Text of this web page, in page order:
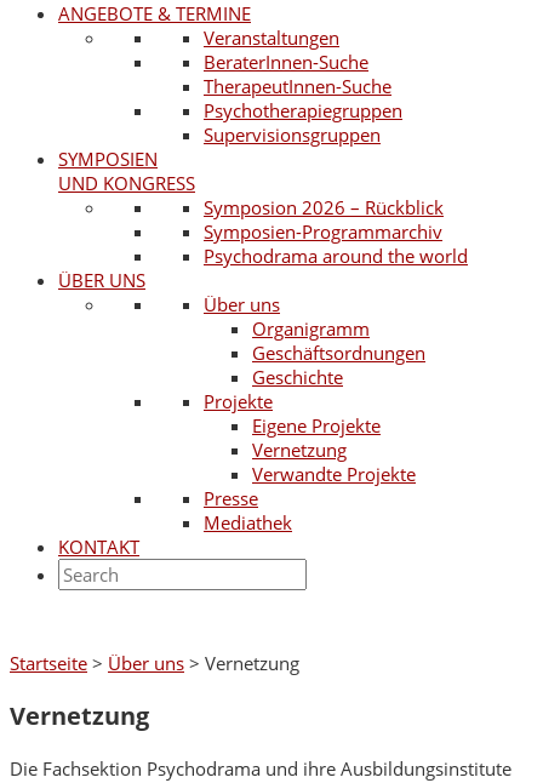
ANGEBOTE & TERMINE
Veranstaltungen
BeraterInnen-Suche
TherapeutInnen-Suche
Psychotherapiegruppen
Supervisionsgruppen
SYMPOSIEN
UND KONGRESS
Symposion 2026 – Rückblick
Symposien-Programmarchiv
Psychodrama around the world
ÜBER UNS
Über uns
Organigramm
Geschäftsordnungen
Geschichte
Projekte
Eigene Projekte
Vernetzung
Verwandte Projekte
Presse
Mediathek
KONTAKT
Startseite > Über uns > Vernetzung
Vernetzung
Die Fachsektion Psychodrama und ihre Ausbildungsinstitute